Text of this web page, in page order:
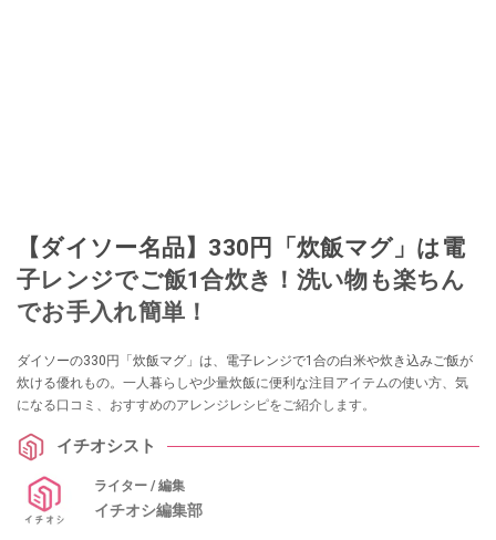
【ダイソー名品】330円「炊飯マグ」は電
子レンジでご飯1合炊き！洗い物も楽ちん
でお手入れ簡単！
ダイソーの330円「炊飯マグ」は、電子レンジで1合の白米や炊き込みご飯が
炊ける優れもの。一人暮らしや少量炊飯に便利な注目アイテムの使い方、気
になる口コミ、おすすめのアレンジレシピをご紹介します。
イチオシスト
ライター / 編集
イチオシ編集部